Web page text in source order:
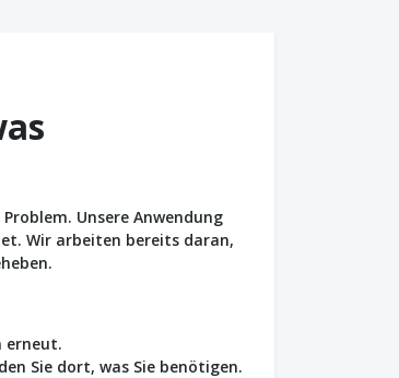
Unsere Anwendung
Wir arbeiten bereits daran,
erneut.
Sie dort, was Sie benötigen.